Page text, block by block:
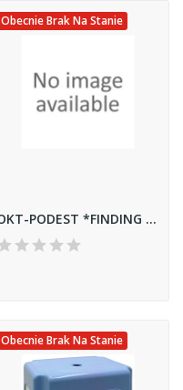
Obecnie Brak Na Stanie
OKT-PODEST *FINDING DORY* 1611
Obecnie Brak Na Stanie